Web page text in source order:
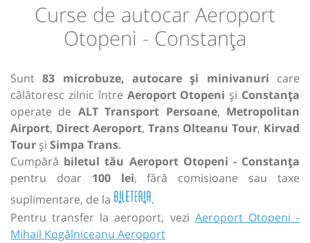
Curse de autocar Aeroport
Otopeni - Constanța
Sunt83 microbuze, autocare și minivanuri care
călătoresc zilnic între Aeroport Otopeni și Constanța
operate de ALT Transport Persoane, Metropolitan
Airport, Direct Aeroport, Trans Olteanu Tour, Kirvad
Tour și Simpa Trans.
Cumpără biletul tău Aeroport Otopeni - Constanța
pentru doar 100 lei, fără comisioane sau taxe
suplimentare, de la
.
Pentru transfer la aeroport, vezi Aeroport Otopeni -
Mihail Kogălniceanu Aeroport